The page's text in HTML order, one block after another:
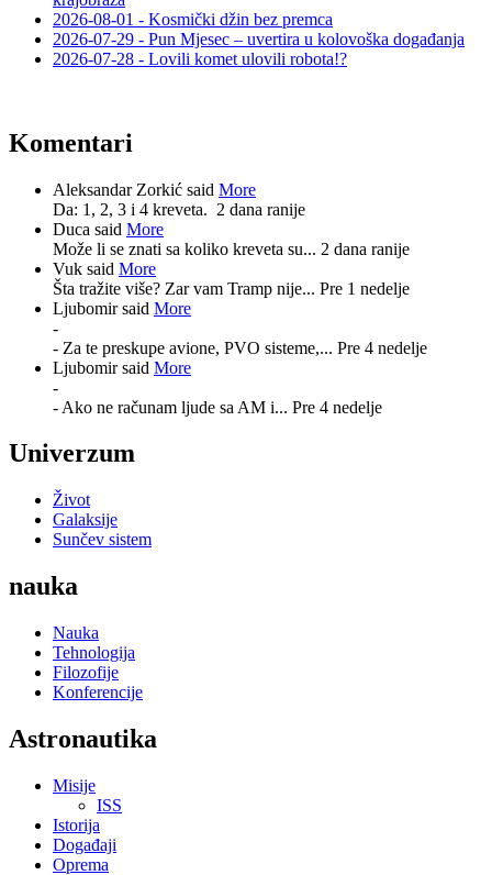
2026-08-01 - Kosmički džin bez premca
2026-07-29 - Pun Mjesec – uvertira u kolovoška događanja
2026-07-28 - Lovili komet ulovili robota!?
Komentari
Aleksandar Zorkić said More
Da: 1, 2, 3 i 4 kreveta. 2 dana ranije
Duca said More
Može li se znati sa koliko kreveta su... 2 dana ranije
Vuk said More
Šta tražite više? Zar vam Tramp nije... Pre 1 nedelje
Ljubomir said More
-
- Za te preskupe avione, PVO sisteme,... Pre 4 nedelje
Ljubomir said More
-
- Ako ne računam ljude sa AM i... Pre 4 nedelje
Univerzum
Život
Galaksije
Sunčev sistem
nauka
Nauka
Tehnologija
Filozofije
Konferencije
Astronautika
Misije
ISS
Istorija
Događaji
Oprema